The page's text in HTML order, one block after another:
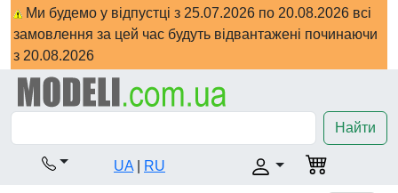
Ми будемо у відпустці з 25.07.2026 по 20.08.2026 всі
замовлення за цей час будуть відвантажені починаючи
з 20.08.2026
Найти
UA RU